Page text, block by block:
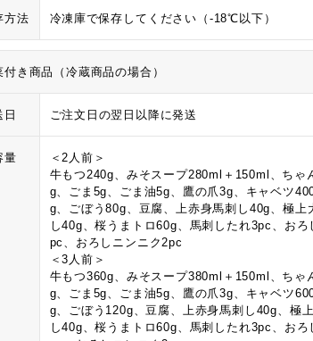
方法 冷凍庫で保存してください（-18℃以下）
付き商品（冷蔵商品の場合）
日 ご注文日の翌日以降に発送
量
＜2人前＞
牛もつ240g、みそスープ280ml＋150ml、ちゃ
g、ごま5g、ごま油5g、鷹の爪3g、キャベツ
g、ごぼう80g、豆腐、上赤身馬刺し40g、極上
し40g、桜うまトロ60g、馬刺したれ3pc、おろ
pc、おろしニンニク2pc
＜3人前＞
牛もつ360g、みそスープ380ml＋150ml、ちゃ
g、ごま5g、ごま油5g、鷹の爪3g、キャベツ
g、ごぼう120g、豆腐、上赤身馬刺し40g、極
し40g、桜うまトロ60g、馬刺したれ3pc、おろ